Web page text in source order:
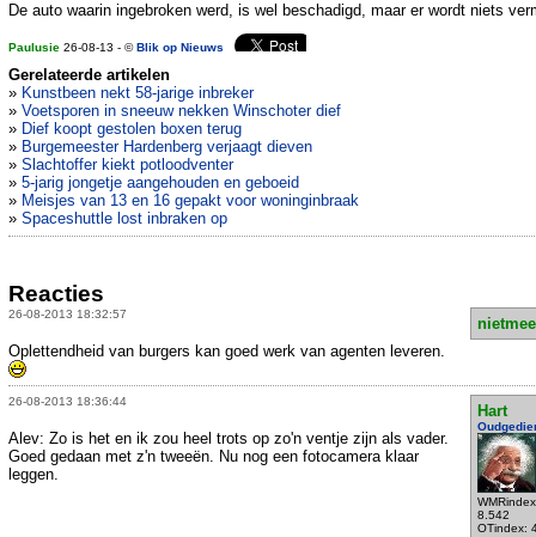
De auto waarin ingebroken werd, is wel beschadigd, maar er wordt niets
Paulusie 26-08-13 - ©Blik op Nieuws
Gerelateerde artikelen
» Kunstbeen nekt 58-jarige inbreker
» Voetsporen in sneeuw nekken Winschoter dief
» Dief koopt gestolen boxen terug
» Burgemeester Hardenberg verjaagt dieven
» Slachtoffer kiekt potloodventer
» 5-jarig jongetje aangehouden en geboeid
» Meisjes van 13 en 16 gepakt voor woninginbraak
» Spaceshuttle lost inbraken op
Reacties
26-08-2013 18:32:57
Oplettendheid van burgers kan goed werk van agenten leveren.
26-08-2013 18:36:44
Hart
8.542
OTindex:
Alev: Zo is het en ik zou heel trots op zo'n ventje zijn als vader.
Goed gedaan met z'n tweeën. Nu nog een fotocamera klaar
leggen.